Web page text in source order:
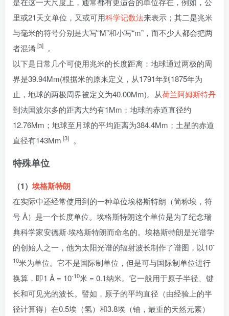
里或21天文单位，又或可用科学记数法来表示；其二是兆米
与毫米的符号分别是大写“M”和小写“m”，而不少人都会把两
者混淆[3]
。
以下是日常几个可使用兆米的长度距离：地球通过两极的周
界是39.94Mm(根据米的原来定义，从1791年到1875年为
止，地球的两极周界被定义为40.00Mm)。从荷兰阿姆斯特丹
到法国波尔多的距离大约有1Mm；地球的赤道直径约
12.76Mm；地球至月球的平均距离为384.4Mm；土星的赤道
直径有143Mm [3] 。
特殊单位
（1） 埃格斯特朗
在实际中还经常使用到的一种单位埃格斯特朗（简称埃，符
号 Å）是一个长度单位。埃格斯特朗这个单位是为了纪念瑞
典科学家安德斯·埃格斯特朗而命名的。埃格斯特朗是光谱学
的创始人之一，他为太阳光谱的辐射波长制作了谱图，以10-
10米为单位。它不是国际制单位，但是可与国际制单位进行
换算，即1 Å = 10-10米 = 0.1纳米。它一般用于原子半径、键
长和可见光的波长。譬如，原子的平均直径（由经验上的半
径计算得）在0.5埃（氢）和3.8埃（铀，最重的天然元素）